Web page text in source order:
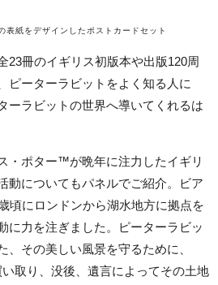
表紙をデザインしたポストカードセット
23冊のイギリス初版本や出版120周
ピーターラビットをよく知る人に
ーラビットの世界へ導いてくれるは
・ポター™️が晩年に注力したイギリ
動についてもパネルでご紹介。ビア
頃にロンドンから湖水地方に拠点を
に力を注ぎました。ピーターラビッ
、その美しい風景を守るために、
取り、没後、遺言によってその土地